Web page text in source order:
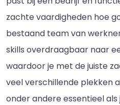
zachte vaardigheden hoe
bestaand team van
skills overdraagbaar naar
waardoor je met de juiste
veel verschillende plekken
onder andere essentieel